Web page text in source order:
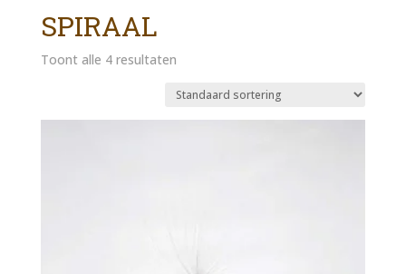
SPIRAAL
Toont alle 4 resultaten